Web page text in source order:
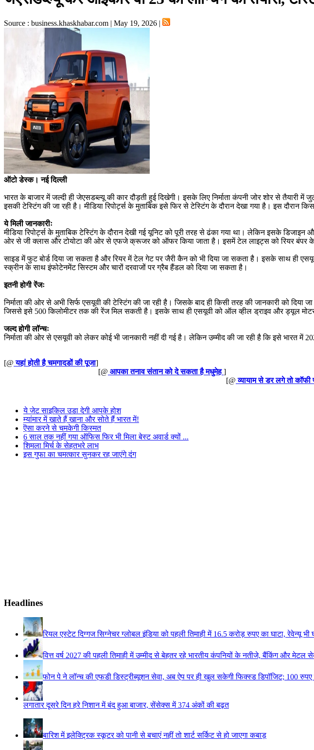
Source : business.khaskhabar.com | May 19, 2026 |
ऑटो डेस्क। नई दिल्ली
भारत के बाजार में जल्दी ही जेएसडब्ल्यू की कार दौड़ती हुई दिखेगी। इसके लिए निर्माता कंपनी जोर शोर से
इसकी टेस्टिंग की जा रही है। मीडिया रिपोर्ट्स के मुताबिक इसे फिर से टेस्टिंग के दौरान देखा गया है। इस दौरान
ये मिली जानकारीः
मीडिया रिपोर्ट्स के मुताबिक टेस्टिंग के दौरान देखी गई यूनिट को पूरी तरह से ढंका गया था। लेकिन इसके
ओर से जी क्लास और टोयोटा की ओर से एफजे क्रूजर को ऑफर किया जाता है। इसमें टेल लाइट्स को रियर बंपर
साइड में फुट बोर्ड दिया जा सकता है और रियर में टेल गेट पर जैरी कैन को भी दिया जा सकता है। इसके साथ ही
स्क्रीन के साथ इंफोटेनमेंट सिस्टम और चारों दरवाजों पर ग्रैब हैंडल को दिया जा सकता है।
इतनी होगी रेंजः
निर्माता की ओर से अभी सिर्फ एसयूवी की टेस्टिंग की जा रही है। जिसके बाद ही किसी तरह की जानकारी को
जिससे इसे 500 किलोमीटर तक की रेंज मिल सकती है। इसके साथ ही एसयूवी को ऑल व्हील ड्राइव और ड्यूल
जल्द होगी लॉन्चः
निर्माता की ओर से एसयूवी को लेकर कोई भी जानकारी नहीं दी गई है। लेकिन उम्मीद की जा रही है कि इसे भारत
[@ यहां होती है चमगादडों की पूजा]
[@ आपका तनाव संतान को दे सकता है मधुमेह]
[@ व्यायाम से डर लगे तो कॉफी
ये जेट साइकिल उडा देगी आपके होश
म्यांमार में खाते हैं खाना और सोते हैं भारत में!
ऎसा करने से चमकेगी किस्मत
6 साल तक नहीं गया ऑफिस फिर भी मिला बेस्ट अवार्ड क्यों ...
शिमला मिर्च के सेहतभरे लाभ
इस गुफा का चमत्कार सुनकर रह जाएंगे दंग
Headlines
रियल एस्टेट दिग्गज सिग्नेचर ग्लोबल इंडिया को पहली तिमाही में 16.5 करोड़ रुपए का घाटा, रेवेन्यू भी
वित्त वर्ष 2027 की पहली तिमाही में उम्मीद से बेहतर रहे भारतीय कंपनियों के नतीजे, बैंकिंग और मेटल
फोन पे ने लॉन्च की एफडी डिस्ट्रीब्यूशन सेवा, अब ऐप पर ही खुल सकेगी फिक्स्ड डिपॉजिट; 100
लगातार दूसरे दिन हरे निशान में बंद हुआ बाजार, सेंसेक्स में 374 अंकों की बढ़त
बारिश में इलेक्ट्रिक स्कूटर को पानी से बचाएं नहीं तो शार्ट सर्किट से हो जाएगा कबाड़